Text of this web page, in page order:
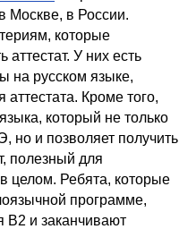
Москве, в России.
которые
аттестат. У них есть
на русском языке,
Кроме того,
который не только
но и позволяет получить
полезный для
целом. Ребята, которые
программе,
B2 и заканчивают